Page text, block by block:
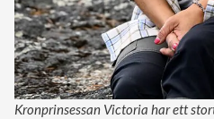
Kronprinsessan Victoria har ett